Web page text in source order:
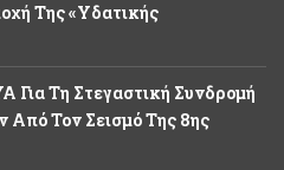
Της «υδατικής
Για Τη Στεγαστική Συνδρομή
Τον Σεισμό Της 8ης